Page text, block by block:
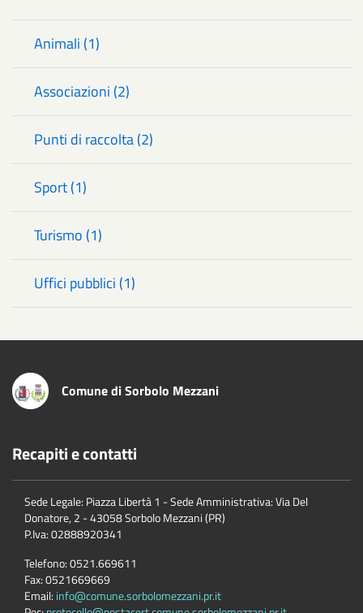
Animali (1)
Associazioni (2)
Punti di raccolta (2)
Sport (1)
Turismo (1)
Uffici pubblici (1)
Comune di Sorbolo Mezzani
Recapiti e contatti
Sede Legale: Piazza Libertà 1 - Sede Amministrativa: Via Del
Donatore, 2 - 43058 Sorbolo Mezzani (PR)
P.Iva:02888920341
Telefono:0521.669611
Fax:0521669669
Email: info@comune.sorbolomezzani.pr.it